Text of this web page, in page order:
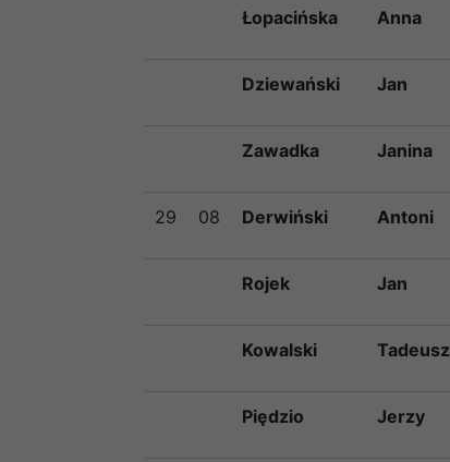
Łopacińska Anna
Dziewański Jan
Zawadka Janina
29 08 Derwiński Antoni
Rojek Jan
Kowalski Tadeusz
Piędzio Jerzy